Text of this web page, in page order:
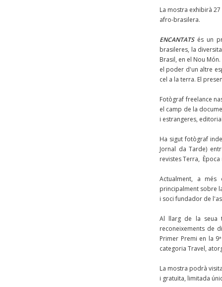
La mostra exhibirà
afro-brasilera.
ENCANTATSés un
brasileres, la
Brasil, en el Nou
el poder d'un altre
cel a la terra. El
Fotògraf freelance
el camp de la
i estrangeres,
Ha sigut fotògraf
Jornal da Tarde)
revistes Terra,
Actualment, a
principalment sobre
i soci fundador de
Al llarg de la seua
reconeixements de
Primer Premi en la
categoria Travel,
La mostra podrà
i gratuïta, limitada